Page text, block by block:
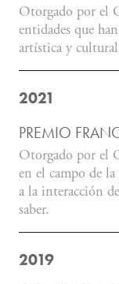
Otorgado por el
entidades que
artística y
2021
PREMIO
Otorgado por el
en el campo de
a la interacción
saber.
2019